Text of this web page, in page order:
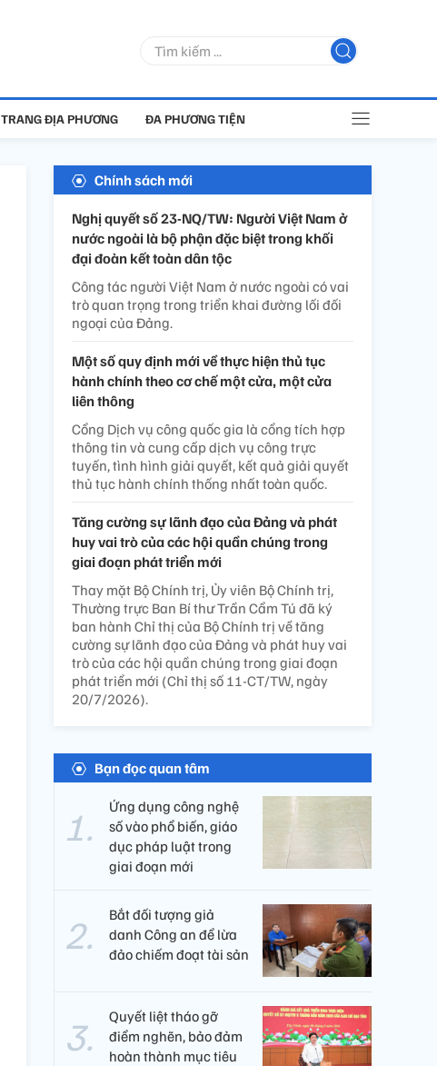
TRANG ĐỊA PHƯƠNG ĐA PHƯƠNG TIỆN
Chính sách mới
Nghị quyết số 23-NQ/TW: Người Việt Nam ở
nước ngoài là bộ phận đặc biệt trong khối
đại đoàn kết toàn dân tộc
Công tác người Việt Nam ở nước ngoài có vai
trò quan trọng trong triển khai đường lối đối
ngoại của Đảng.
Một số quy định mới về thực hiện thủ tục
hành chính theo cơ chế một cửa, một cửa
liên thông
Cổng Dịch vụ công quốc gia là cổng tích hợp
thông tin và cung cấp dịch vụ công trực
tuyến, tình hình giải quyết, kết quả giải quyết
thủ tục hành chính thống nhất toàn quốc.
Tăng cường sự lãnh đạo của Đảng và phát
huy vai trò của các hội quần chúng trong
giai đoạn phát triển mới
Thay mặt Bộ Chính trị, Ủy viên Bộ Chính trị,
Thường trực Ban Bí thư Trần Cẩm Tú đã ký
ban hành Chỉ thị của Bộ Chính trị về tăng
cường sự lãnh đạo của Đảng và phát huy vai
trò của các hội quần chúng trong giai đoạn
phát triển mới (Chỉ thị số 11-CT/TW, ngày
20/7/2026).
Bạn đọc quan tâm
Ứng dụng công nghệ
số vào phổ biến, giáo
dục pháp luật trong
giai đoạn mới
Bắt đối tượng giả
danh Công an để lừa
đảo chiếm đoạt tài sản
Quyết liệt tháo gỡ
điểm nghẽn, bảo đảm
hoàn thành mục tiêu